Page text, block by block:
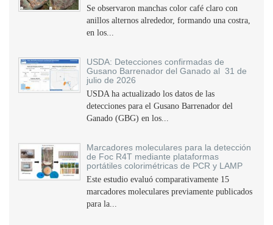
Se observaron manchas color café claro con
anillos alternos alrededor, formando una costra,
en los...
USDA: Detecciones confirmadas de
Gusano Barrenador del Ganado al 31 de
julio de 2026
USDA ha actualizado los datos de las
detecciones para el Gusano Barrenador del
Ganado (GBG) en los...
Marcadores moleculares para la detección
de Foc R4T mediante plataformas
portátiles colorimétricas de PCR y LAMP
Este estudio evaluó comparativamente 15
marcadores moleculares previamente publicados
para la...